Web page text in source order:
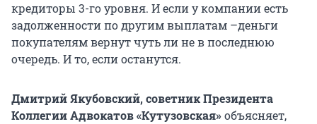
кредиторы 3-го уровня. И если у компании есть
задолженности по другим выплатам –деньги
покупателям вернут чуть ли не в последнюю
очередь. И то, если останутся.
Дмитрий Якубовский, советник Президента
Коллегии Адвокатов «Кутузовская»объясняет,